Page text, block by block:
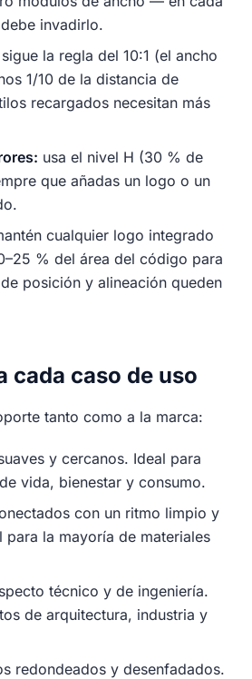
invadirlo.
sigue la regla del 10:1 (el ancho
1/10 de la distancia de
recargados necesitan más
usa el nivel H (30 % de
que añadas un logo o un
cualquier logo integrado
% del área del código para
posición y alineación queden
cada caso de uso
tanto como a la marca:
y cercanos. Ideal para
vida, bienestar y consumo.
con un ritmo limpio y
para la mayoría de materiales
técnico y de ingeniería.
de arquitectura, industria y
redondeados y desenfadados.